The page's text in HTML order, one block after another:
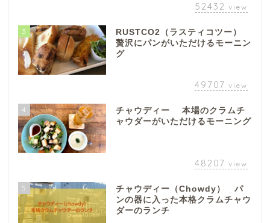
52432 view
3
RUSTCO2（ラスティコツー）
贅沢にパンがいただけるモーニン
グ
49707 view
4
チャウディー 本場のクラムチ
ャウダーがいただけるモーニング
48207 view
5
チャウディー（Chowdy） パ
ンの器に入った本格クラムチャウ
ダーのランチ